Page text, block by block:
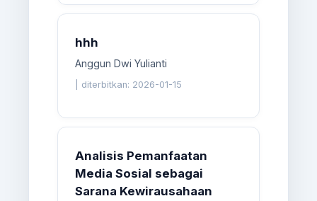
hhh
Anggun Dwi Yulianti
diterbitkan: 2026-01-15
Analisis Pemanfaatan
Media Sosial sebagai
Sarana Kewirausahaan